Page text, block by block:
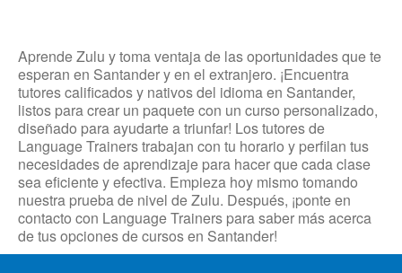
Aprende Zulu y toma ventaja de las oportunidades que te
esperan en Santander y en el extranjero. ¡Encuentra
tutores calificados y nativos del idioma en Santander,
listos para crear un paquete con un curso personalizado,
diseñado para ayudarte a triunfar! Los tutores de
Language Trainers trabajan con tu horario y perfilan tus
necesidades de aprendizaje para hacer que cada clase
sea eficiente y efectiva. Empieza hoy mismo tomando
nuestra prueba de nivel de Zulu. Después, ¡ponte en
contacto con Language Trainers para saber más acerca
de tus opciones de cursos en Santander!